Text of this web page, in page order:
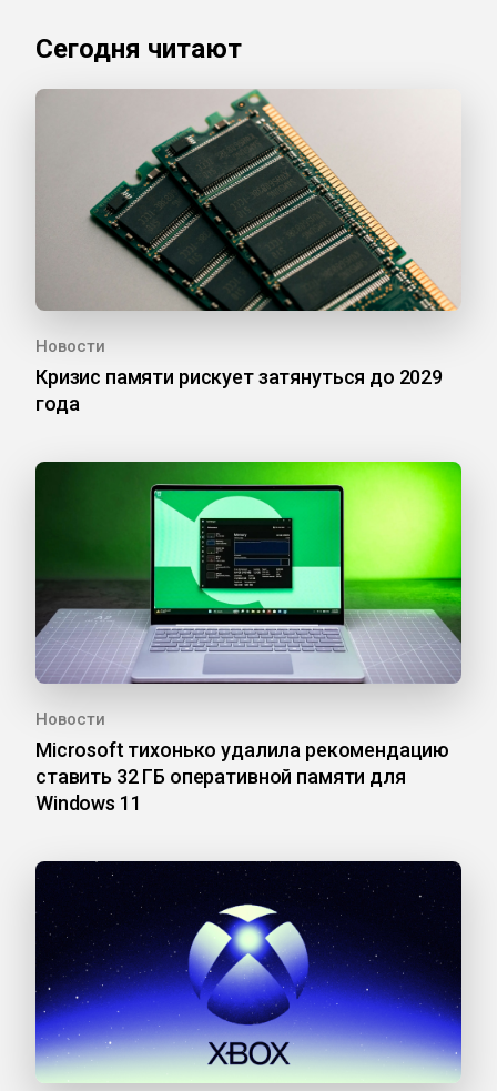
Сегодня читают
Новости
Кризис памяти рискует затянуться до 2029
года
Новости
Microsoft тихонько удалила рекомендацию
ставить 32 ГБ оперативной памяти для
Windows 11